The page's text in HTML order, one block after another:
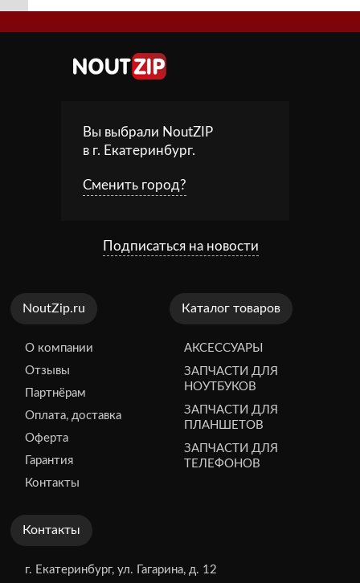
Вы выбрали NoutZIP
в г. Екатеринбург.
Сменить город?
Подписаться на новости
NoutZip.ru
О компании
Отзывы
Партнёрам
Оплата, доставка
Оферта
Гарантия
Контакты
Каталог товаров
АКСЕССУАРЫ
ЗАПЧАСТИ ДЛЯ
НОУТБУКОВ
ЗАПЧАСТИ ДЛЯ
ПЛАНШЕТОВ
ЗАПЧАСТИ ДЛЯ
ТЕЛЕФОНОВ
Контакты
г. Екатеринбург, ул. Гагарина, д. 12